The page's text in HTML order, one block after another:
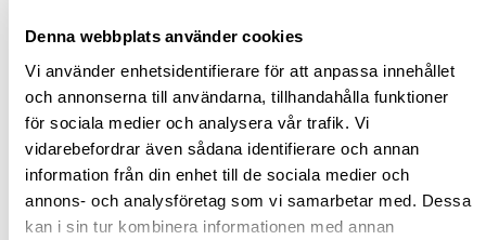
Denna webbplats använder cookies
Vi använder enhetsidentifierare för att anpassa innehållet
och annonserna till användarna, tillhandahålla funktioner
för sociala medier och analysera vår trafik. Vi
vidarebefordrar även sådana identifierare och annan
information från din enhet till de sociala medier och
annons- och analysföretag som vi samarbetar med. Dessa
kan i sin tur kombinera informationen med annan
LAGNINGSVAX -
HÅRDVAX PLUS
hp-29039
LAGNINGSVAX -
MJUKVAX
hp-29037